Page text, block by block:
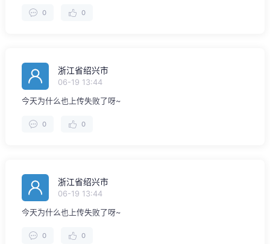
0 0
浙江省绍兴市
06-19 13:44
今天为什么也上传失败了呀~
0 0
浙江省绍兴市
06-19 13:44
今天为什么也上传失败了呀~
0 0